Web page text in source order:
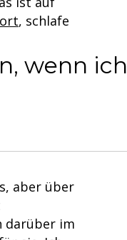
, schlafe
wenn ich
aber über
darüber im